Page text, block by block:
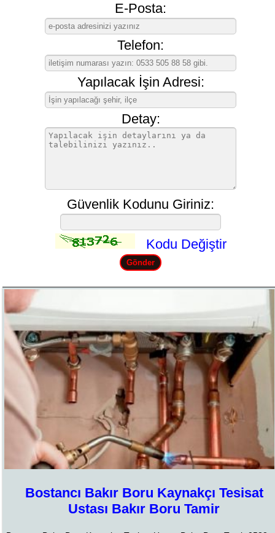
E-Posta:
Telefon:
Yapılacak İşin Adresi:
Detay:
Güvenlik Kodunu Giriniz:
Kodu Değiştir
Bostancı Bakır Boru Kaynakçı Tesisat
Ustası Bakır Boru Tamir